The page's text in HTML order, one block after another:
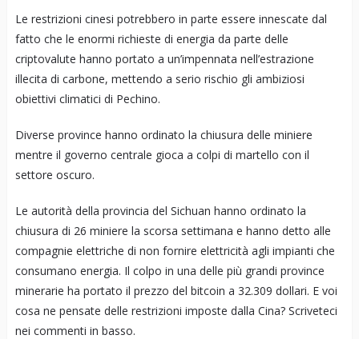
Le restrizioni cinesi potrebbero in parte essere innescate dal
fatto che le enormi richieste di energia da parte delle
criptovalute hanno portato a un’impennata nell’estrazione
illecita di carbone, mettendo a serio rischio gli ambiziosi
obiettivi climatici di Pechino.
Diverse province hanno ordinato la chiusura delle miniere
mentre il governo centrale gioca a colpi di martello con il
settore oscuro.
Le autorità della provincia del Sichuan hanno ordinato la
chiusura di 26 miniere la scorsa settimana e hanno detto alle
compagnie elettriche di non fornire elettricità agli impianti che
consumano energia. Il colpo in una delle più grandi province
minerarie ha portato il prezzo del bitcoin a 32.309 dollari. E voi
cosa ne pensate delle restrizioni imposte dalla Cina? Scriveteci
nei commenti in basso.